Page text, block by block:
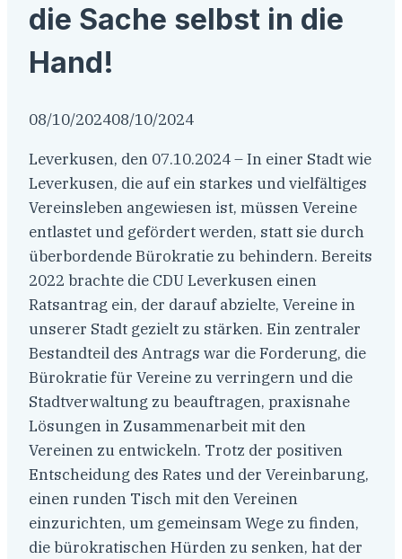
die Sache selbst in die
Hand!
08/10/202408/10/2024
Leverkusen, den 07.10.2024 – In einer Stadt wie
Leverkusen, die auf ein starkes und vielfältiges
Vereinsleben angewiesen ist, müssen Vereine
entlastet und gefördert werden, statt sie durch
überbordende Bürokratie zu behindern. Bereits
2022 brachte die CDU Leverkusen einen
Ratsantrag ein, der darauf abzielte, Vereine in
unserer Stadt gezielt zu stärken. Ein zentraler
Bestandteil des Antrags war die Forderung, die
Bürokratie für Vereine zu verringern und die
Stadtverwaltung zu beauftragen, praxisnahe
Lösungen in Zusammenarbeit mit den
Vereinen zu entwickeln. Trotz der positiven
Entscheidung des Rates und der Vereinbarung,
einen runden Tisch mit den Vereinen
einzurichten, um gemeinsam Wege zu finden,
die bürokratischen Hürden zu senken, hat der